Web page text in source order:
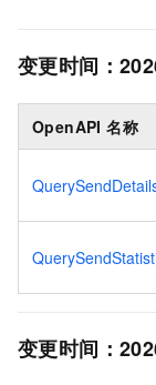
变更时间：
OpenAPI 名称
变更时间：